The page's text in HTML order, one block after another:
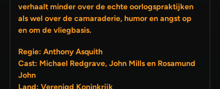
verhaalt minder over de echte oorlogspraktijken
als wel over de camaraderie, humor en angst op
en om de vliegbasis.
Regie: Anthony Asquith
Cast: Michael Redgrave, John Mills en Rosamund
John
Land: Verenigd Koninkrijk